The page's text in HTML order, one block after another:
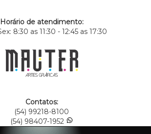
Horário de atendimento:
8:30 as 11:30 - 12:45 as 17:30
Contatos:
(54) 99218-8100
(54) 98407-1952